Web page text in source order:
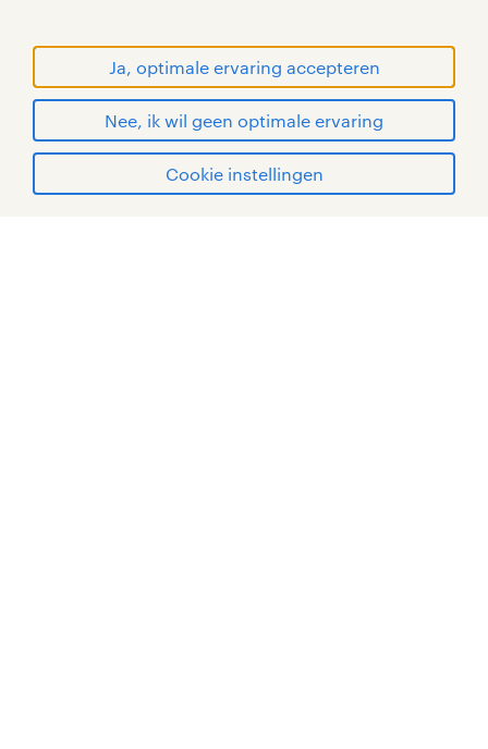
Ja, optimale ervaring accepteren
Nee, ik wil geen optimale ervaring
Cookie instellingen